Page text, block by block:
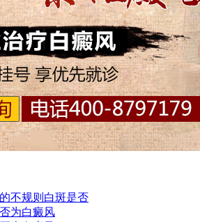
不规则白斑是否
为白癜风